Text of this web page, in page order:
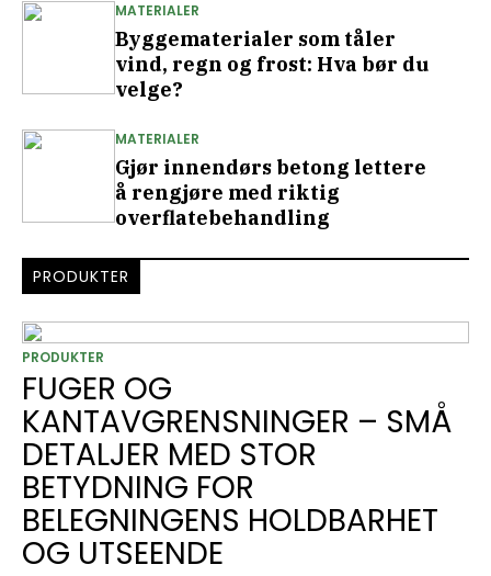
Byggematerialer som tåler
vind, regn og frost: Hva bør du
velge?
MATERIALER
Gjør innendørs betong lettere
å rengjøre med riktig
overflatebehandling
MATERIALER
PRODUKTER
FUGER OG
KANTAVGRENSNINGER – SMÅ
DETALJER MED STOR
BETYDNING FOR
BELEGNINGENS HOLDBARHET
OG UTSEENDE
PRODUKTER